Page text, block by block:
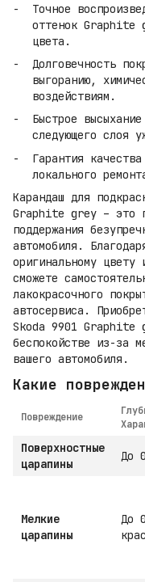
Точное
оттенок Graphite
цвета.
Долговечность
выгоранию,
воздействиям.
Быстрое
следующего слоя
Гарантия
локального
Карандаш для
Graphite grey – это
поддержания
автомобиля.
оригинальному
сможете
лакокрасочного
автосервиса.
Skoda 9901 Graphite
беспокойстве из-за
вашего автомобиля.
Какие
Повреждение
Поверхностные
царапины
До
Мелкие
царапины
До